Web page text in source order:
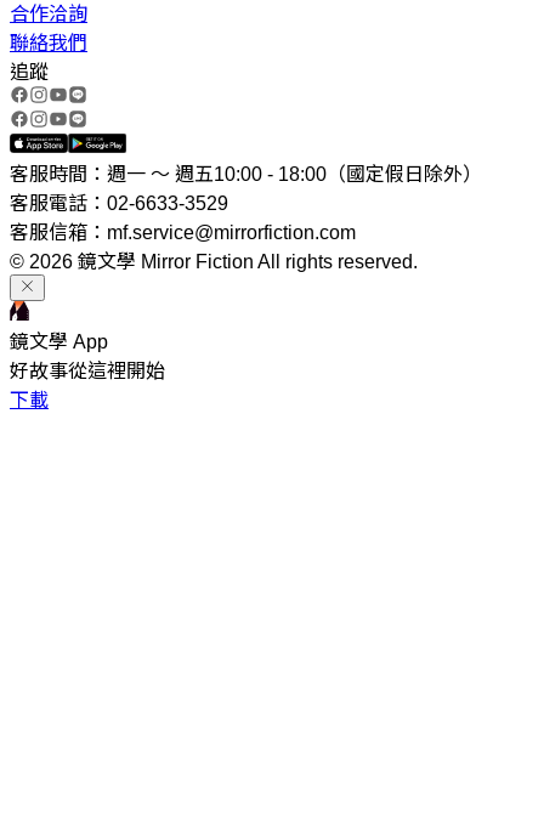
合作洽詢
聯絡我們
追蹤
客服時間：週一 ～ 週五10:00 - 18:00（國定假日除外）
客服電話：02-6633-3529
客服信箱：mf.service@mirrorfiction.com
© 2026 鏡文學 Mirror Fiction All rights reserved.
鏡文學 App
好故事從這裡開始
下載